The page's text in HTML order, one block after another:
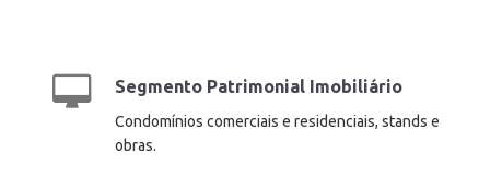
Segmento Patrimonial Imobiliário
Condomínios comerciais e residenciais, stands e
obras.